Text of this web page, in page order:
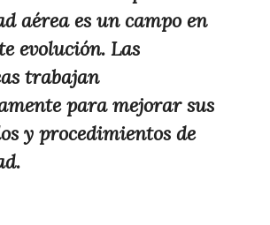
aérea es un campo en
evolución. Las
trabajan
para mejorar sus
y procedimientos de